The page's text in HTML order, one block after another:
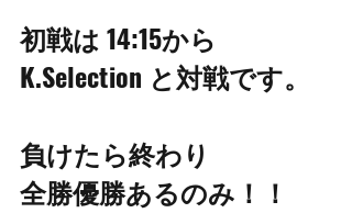
初戦は 14:15から
K.Selection と対戦です。
負けたら終わり
全勝優勝あるのみ！！